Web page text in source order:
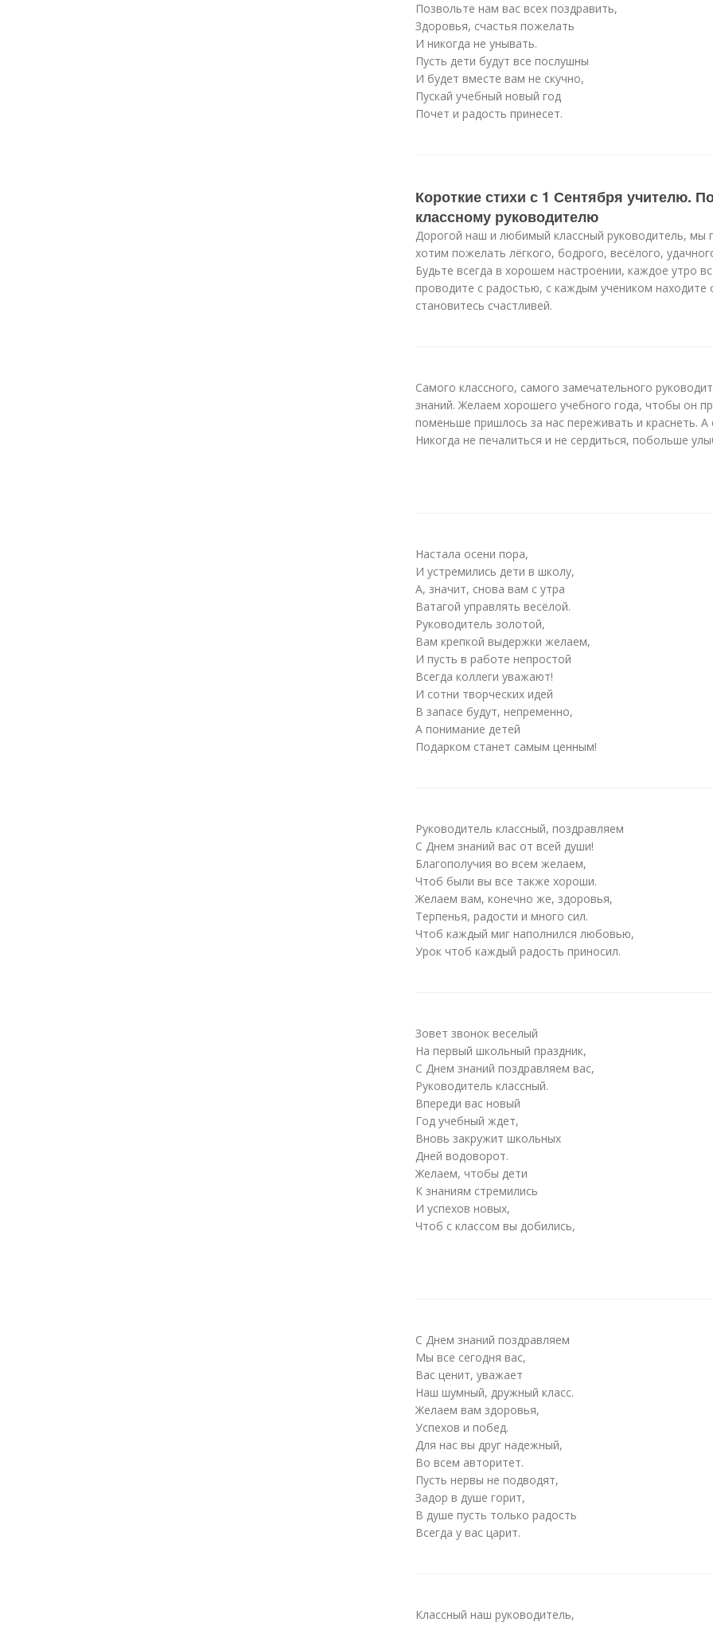
Позвольте нам вас всех поздравить,
Здоровья, счастья пожелать
И никогда не унывать.
Пусть дети будут все послушны
И будет вместе вам не скучно,
Пускай учебный новый год
Почет и радость принесет.
Короткие стихи с 1 Сентября учителю.
классному руководителю
Дорогой наш и любимый классный руководитель, мы
хотим пожелать лёгкого, бодрого, весёлого,
Будьте всегда в хорошем настроении, каждое утро
проводите с радостью, с каждым учеником
становитесь счастливей.
Самого классного, самого замечательного
знаний. Желаем хорошего учебного года, чтобы он
поменьше пришлось за нас переживать и краснеть.
Никогда не печалиться и не сердиться, побольше
Настала осени пора,
И устремились дети в школу,
А, значит, снова вам с утра
Ватагой управлять весёлой.
Руководитель золотой,
Вам крепкой выдержки желаем,
И пусть в работе непростой
Всегда коллеги уважают!
И сотни творческих идей
В запасе будут, непременно,
А понимание детей
Подарком станет самым ценным!
Руководитель классный, поздравляем
С Днем знаний вас от всей души!
Благополучия во всем желаем,
Чтоб были вы все также хороши.
Желаем вам, конечно же, здоровья,
Терпенья, радости и много сил.
Чтоб каждый миг наполнился любовью,
Урок чтоб каждый радость приносил.
Зовет звонок веселый
На первый школьный праздник,
С Днем знаний поздравляем вас,
Руководитель классный.
Впереди вас новый
Год учебный ждет,
Вновь закружит школьных
Дней водоворот.
Желаем, чтобы дети
К знаниям стремились
И успехов новых,
Чтоб с классом вы добились,
С Днем знаний поздравляем
Мы все сегодня вас,
Вас ценит, уважает
Наш шумный, дружный класс.
Желаем вам здоровья,
Успехов и побед.
Для нас вы друг надежный,
Во всем авторитет.
Пусть нервы не подводят,
Задор в душе горит,
В душе пусть только радость
Всегда у вас царит.
Классный наш руководитель,